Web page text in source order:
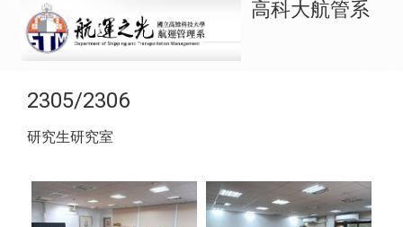
高科大航管系
2305/2306
研究生研究室